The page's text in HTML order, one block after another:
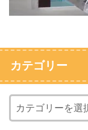
カテゴリー